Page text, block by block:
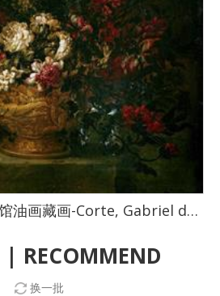
西班牙普拉多美术馆油画藏画-Corte, Gabriel de la-Florero-63cm x 83cm-0631
| RECOMMEND
换一批